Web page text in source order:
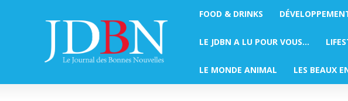
FOOD & DRINKS
LE JDBN A LU POUR VOUS…
LE MONDE ANIMAL LES BEAUX